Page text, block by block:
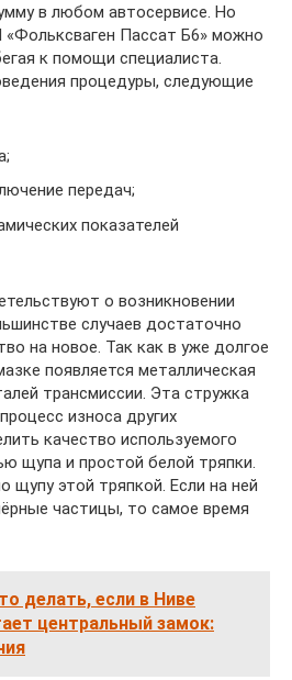
в любом автосервисе. Но
Пассат Б6» можно
к помощи специалиста.
процедуры, следующие
передач;
показателей
о возникновении
случаев достаточно
на новое. Так как в уже долгое
появляется металлическая
трансмиссии. Эта стружка
износа других
качество используемого
щупа и простой белой тряпки.
щупу этой тряпкой. Если на ней
частицы, то самое время
делать, если в Ниве
центральный замок: